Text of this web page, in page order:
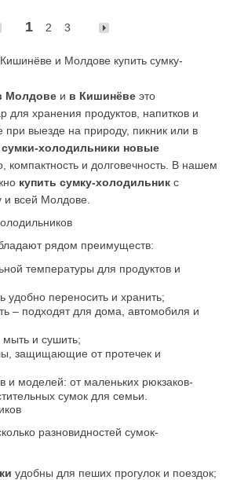
1 2 3
и Молдове купить сумку-
Молдове и в Кишинёве это
для хранения продуктов, напитков и
при выезде на природу, пикник или в
сумки-холодильники новые
компактность и долговечность. В нашем
купить сумку-холодильник с
и всей Молдове.
рядом преимуществ:
температуры для продуктов и
удобно переносить и хранить;
– подходят для дома, автомобиля и
мыть и сушить;
защищающие от протечек и
и моделей: от маленьких рюкзаков-
сумок для семьи.
разновидностей сумок-
удобны для пеших прогулок и поездок;